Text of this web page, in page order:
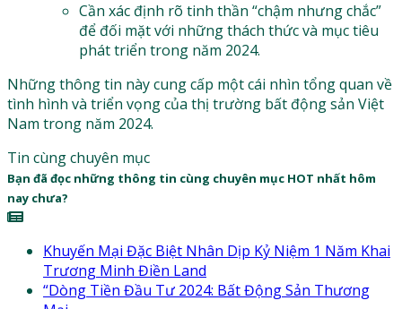
Cần xác định rõ tinh thần “chậm nhưng chắc”
để đối mặt với những thách thức và mục tiêu
phát triển trong năm 2024.
Những thông tin này cung cấp một cái nhìn tổng quan về
tình hình và triển vọng của thị trường bất động sản Việt
Nam trong năm 2024.
Tin cùng chuyên mục
Bạn đã đọc những thông tin cùng chuyên mục HOT nhất hôm
nay chưa?
Khuyến Mại Đặc Biệt Nhân Dịp Kỷ Niệm 1 Năm Khai
Trương Minh Điền Land
“Dòng Tiền Đầu Tư 2024: Bất Động Sản Thương